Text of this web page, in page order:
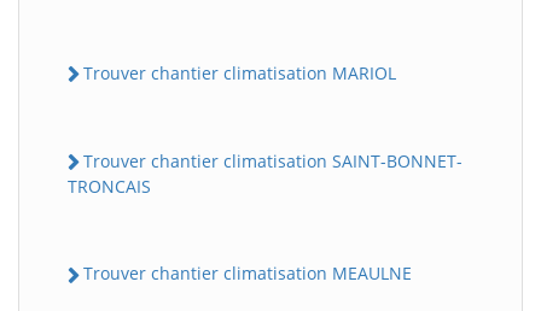
Trouver chantier climatisation MARIOL
Trouver chantier climatisation SAINT-BONNET-
TRONCAIS
Trouver chantier climatisation MEAULNE